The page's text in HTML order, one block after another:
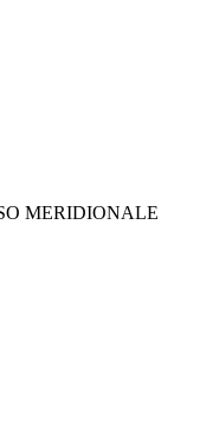
MERIDIONALE